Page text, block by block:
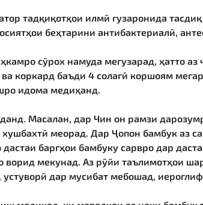
тадқиқотҳои илмӣ гузаронида
беҳтарини антибактериалӣ,
сӯрох намуда мегузарад, ҳатто аз
коркард баъди 4 солагӣ коршоям
идома медиҳанд.
Масалан, дар Чин он рамзи
меорад. Дар Ҷопон бамбук аз
баргҳои бамбуку сарвро дар
ворид мекунад. Аз рӯйи таълимотҳои
дар мусибат мебошад,